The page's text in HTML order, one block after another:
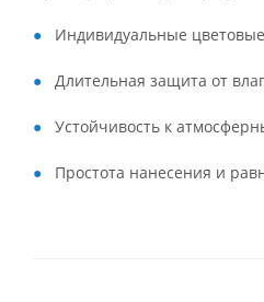
Индивидуальные
Длительная защита от
Устойчивость к
Простота нанесения и